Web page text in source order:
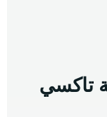
تاكسي